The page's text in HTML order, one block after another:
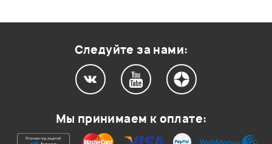
Ваша оценка:
Следуйте за нами:
Мы принимаем к оплате: